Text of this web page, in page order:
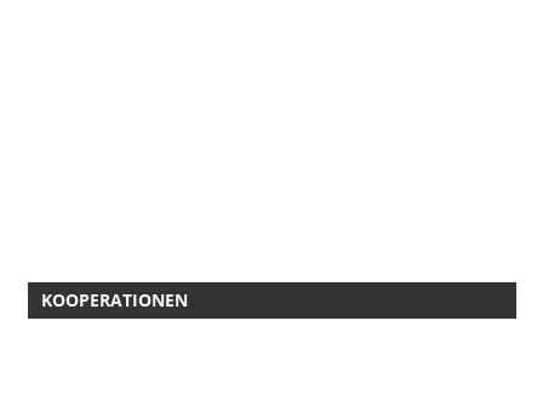
KOOPERATIONEN